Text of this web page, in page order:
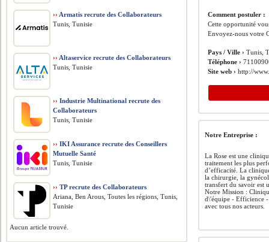
Comment postuler :
Cette opportunité
Envoyez-nous votre
Pays / Ville › Tunis,
Téléphone ›
Site web › http://
Notre Entreprise :
La Rose est une
traitement les plus
d’efficacité. La
la chirurgie, la
transfert du savoir est
Notre Mission :
d\'équipe - Efficience
avec tous nos acteurs.
›› Armatis recrute des Collaborateurs
Tunis, Tunisie
›› Altaservice recrute des Collaborateurs
Tunis, Tunisie
›› Industrie Multinational recrute des
Collaborateurs
Tunis, Tunisie
›› IKI Assurance recrute des Conseillers
Mutuelle Santé
Tunis, Tunisie
›› TP recrute des Collaborateurs
Ariana, Ben Arous, Toutes les régions, Tunis,
Tunisie
Aucun article trouvé.